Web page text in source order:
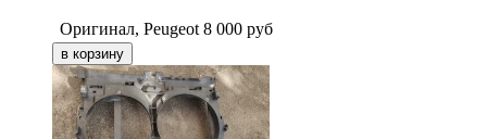
Оригинал, Peugeot 8 000 руб